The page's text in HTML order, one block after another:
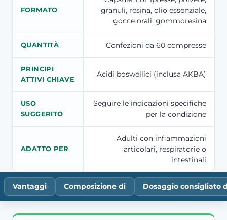
FORMATO
granuli, resina, olio essenziale,
gocce orali, gommoresina
QUANTITÀ Confezioni da 60 compresse
PRINCIPI
ATTIVI CHIAVE
Acidi boswellici (inclusa AKBA)
USO
SUGGERITO
Seguire le indicazioni specifiche
per la condizione
ADATTO PER
Adulti con infiammazioni
articolari, respiratorie o
intestinali
Vantaggi Composizione di Dosaggio consigliato